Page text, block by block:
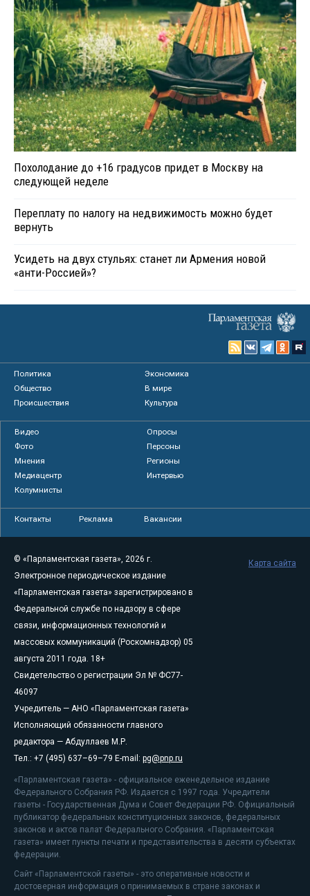
Похолодание до +16 градусов придет в Москву на
следующей неделе
Переплату по налогу на недвижимость можно будет
вернуть
Усидеть на двух стульях: станет ли Армения новой
«анти-Россией»?
Политика
Экономика
Общество
В мире
Происшествия
Культура
Видео
Опросы
Фото
Персоны
Мнения
Регионы
Медиацентр
Интервью
Колумнисты
Контакты Реклама Вакансии
© «Парламентская газета», 2026 г.
Электронное периодическое издание
«Парламентская газета» зарегистрировано в
Федеральной службе по надзору в сфере
связи, информационных технологий и
массовых коммуникаций (Роскомнадзор) 05
августа 2011 года. 18+
Свидетельство о регистрации Эл № ФС77-
46097
Учредитель — АНО «Парламентская газета»
Исполняющий обязанности главного
редактора — Абдуллаев М.Р.
Тел.: +7 (495) 637–69–79 E-mail: pg@pnp.ru
«Парламентская газета» - официальное еженедельное издание
Федерального Собрания РФ. Издается с 1997 года. Учредители
газеты - Государственная Дума и Совет Федерации РФ. Официальный
публикатор федеральных конституционных законов, федеральных
законов и актов палат Федерального Собрания. «Парламентская
газета» имеет пункты печати и представительства в десяти субъектах
федерации.
Сайт «Парламентской газеты» - это оперативные новости и
достоверная информация о принимаемых в стране законах и
Карта сайта